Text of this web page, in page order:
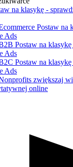
na klasykę -
Postaw na
Ads
Postaw na
Ads
Postaw na
Ads
zwiększaj
online